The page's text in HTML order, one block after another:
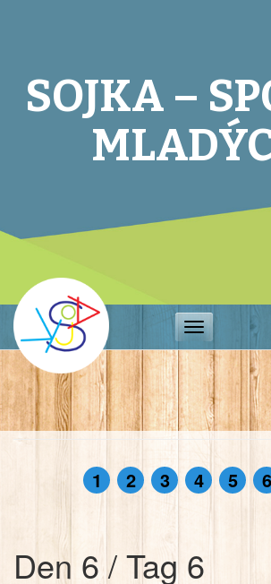
SOJKA –
Toggle
navigation
1 2 3 4 5 6
Den 6 / Tag 6